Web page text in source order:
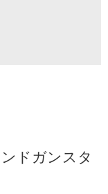
ドガンスタ